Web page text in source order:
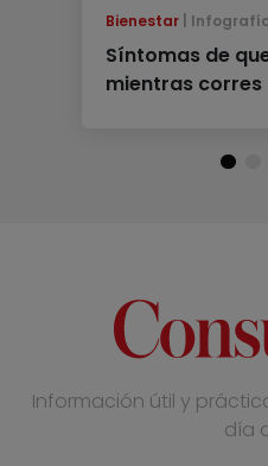
Bienestar
Síntomas de
mientras corres
Información útil y
día